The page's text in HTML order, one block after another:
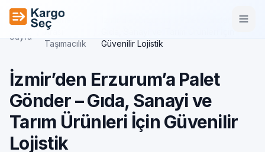
İçeriğe geç
Ana
Sayfa
Şehirler
Arası
Taşımacılık
Güvenilir Lojistik
İzmir’den Erzurum’a Palet
Gönder – Gıda, Sanayi ve
Tarım Ürünleri İçin Güvenilir
Lojistik